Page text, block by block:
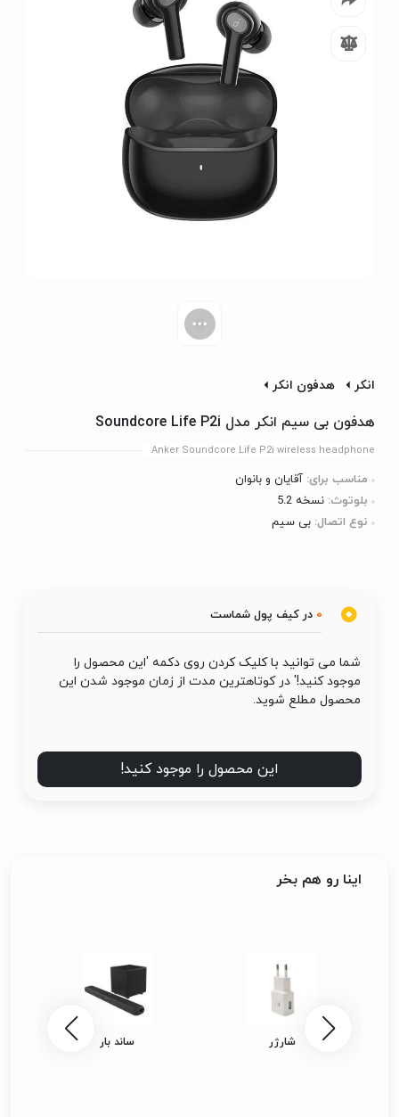
انکر هدفون انکر
هدفون بی سیم انکر مدل Soundcore Life P2i
Anker Soundcore Life P2i wireless headphone
مناسب برای: آقایان و بانوان
بلوتوث: نسخه 5.2
نوع اتصال: بی‌ سیم
0 در کیف پول شماست
شما می توانید با کلیک کردن روی دکمه 'این محصول را
موجود کنید!' در کوتاهترین مدت از زمان موجود شدن این
محصول مطلع شوید.
این محصول را موجود کنید!
اینا رو هم بخر
شارژر ساند بار